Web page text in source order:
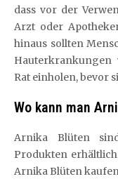
dass vor der
Arzt oder
hinaus sollten
Hauterkrankungen
Rat einholen, bevor
Wo kann man
Arnika Blüten
Produkten
Arnika Blüten